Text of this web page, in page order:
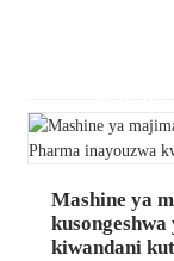
Mashine ya
kiwandani